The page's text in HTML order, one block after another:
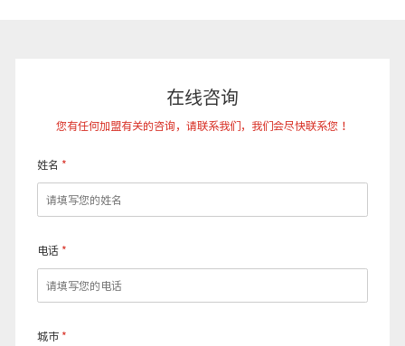
在线咨询
您有任何加盟有关的咨询，请联系我们，我们会尽快联系您！
姓名 *
电话 *
城市 *